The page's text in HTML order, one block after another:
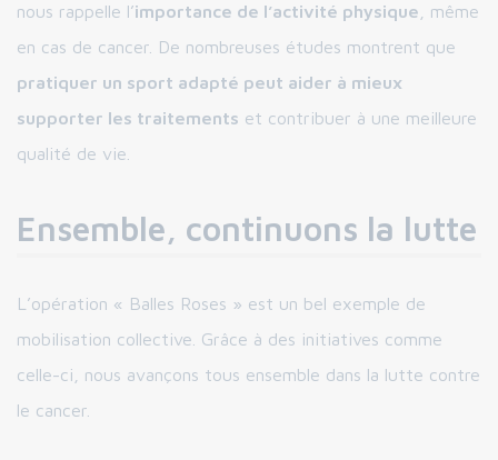
nous rappelle l’importance de l’activité physique , même
en cas de cancer. De nombreuses études montrent que
pratiquer un sport adapté peut aider à mieux
supporter les traitements et contribuer à une meilleure
qualité de vie.
Ensemble, continuons la lutte
L’opération « Balles Roses » est un bel exemple de
mobilisation collective. Grâce à des initiatives comme
celle-ci, nous avançons tous ensemble dans la lutte contre
le cancer.